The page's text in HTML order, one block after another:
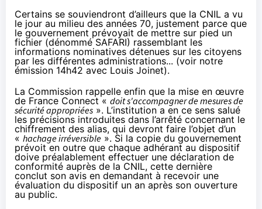
Certains se souviendront d’ailleurs que la CNIL a vu
le jour au milieu des années 70, justement parce que
le gouvernement prévoyait de mettre sur pied un
fichier (dénommé SAFARI) rassemblant les
informations nominatives détenues sur les citoyens
par les différentes administrations... (voir notre
émission 14h42 avec Louis Joinet).
La Commission rappelle enfin que la mise en œuvre
de France Connect « doit s'accompagner de mesures de
sécurité appropriées ». L’institution a en ce sens salué
les précisions introduites dans l’arrêté concernant le
chiffrement des alias, qui devront faire l’objet d’un
« hachage irréversible ». Si la copie du gouvernement
prévoit en outre que chaque adhérant au dispositif
doive préalablement effectuer une déclaration de
conformité auprès de la CNIL, cette dernière
conclut son avis en demandant à recevoir une
évaluation du dispositif un an après son ouverture
au public.